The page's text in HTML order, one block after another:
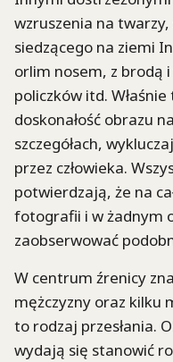
wzruszenia na twarzy,
siedzącego na ziemi
orlim nosem, z brodą
policzków itd.
doskonałość obrazu
szczegółach,
przez człowieka.
potwierdzają, że na
fotografii i w żadnym
zaobserwować
W centrum źrenicy
mężczyzny oraz kilku
to rodzaj przesłania.
wydają się stanowić